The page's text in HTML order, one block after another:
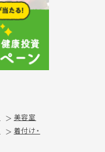
美容室
着付け・